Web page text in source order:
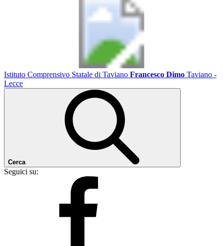
Istituto Comprensivo Statale di Taviano Francesco Dimo Taviano -
Lecce
Cerca
Seguici su: